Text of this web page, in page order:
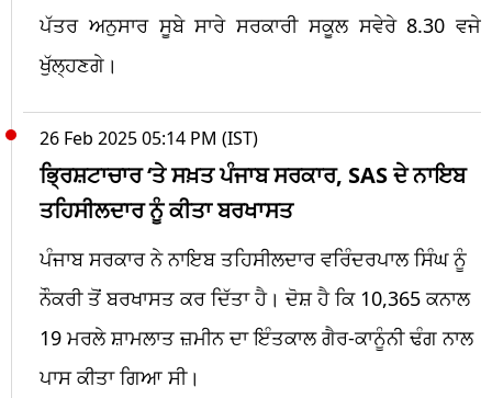
ਪੱਤਰ ਅਨੁਸਾਰ ਸੂਬੇ ਸਾਰੇ ਸਰਕਾਰੀ ਸਕੂਲ ਸਵੇਰੇ 8.30 ਵਜੇ
ਖੁੱਲ੍ਹਣਗੇ।
26 Feb 2025 05:14 PM (IST)
ਭ੍ਰਿਸ਼ਟਾਚਾਰ ‘ਤੇ ਸਖ਼ਤ ਪੰਜਾਬ ਸਰਕਾਰ, SAS ਦੇ ਨਾਇਬ
ਤਹਿਸੀਲਦਾਰ ਨੂੰ ਕੀਤਾ ਬਰਖਾਸਤ
ਪੰਜਾਬ ਸਰਕਾਰ ਨੇ ਨਾਇਬ ਤਹਿਸੀਲਦਾਰ ਵਰਿੰਦਰਪਾਲ ਸਿੰਘ ਨੂੰ
ਨੌਕਰੀ ਤੋਂ ਬਰਖਾਸਤ ਕਰ ਦਿੱਤਾ ਹੈ। ਦੋਸ਼ ਹੈ ਕਿ 10,365 ਕਨਾਲ
19 ਮਰਲੇ ਸ਼ਾਮਲਾਤ ਜ਼ਮੀਨ ਦਾ ਇੰਤਕਾਲ ਗੈਰ-ਕਾਨੂੰਨੀ ਢੰਗ ਨਾਲ
ਪਾਸ ਕੀਤਾ ਗਿਆ ਸੀ।